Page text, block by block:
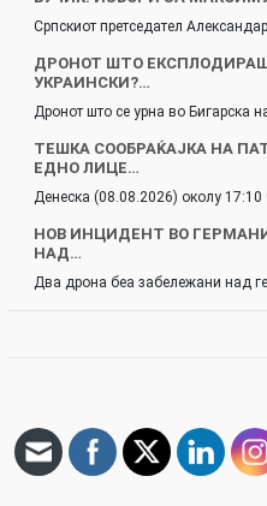
Српскиот претседател
ДРОНОТ ШТО
УКРАИНСКИ?…
Дронот што се урна во Бигарска
ТЕШКА СООБРАЌАЈКА НА
ЕДНО ЛИЦЕ…
Денеска (08.08.2026) околу 17:10
НОВ ИНЦИДЕНТ ВО
НАД…
Два дрона беа забележани над